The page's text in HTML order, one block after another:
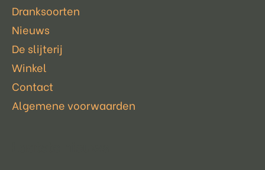
Dranksoorten
Nieuws
De slijterij
Winkel
Contact
Algemene voorwaarden